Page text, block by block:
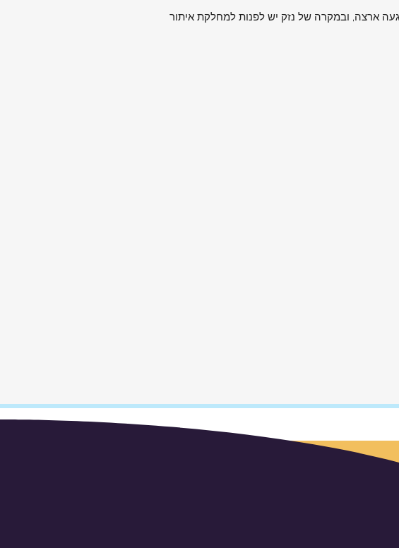
ארצה, ובמקרה של נזק יש לפנות למחלקת איתור